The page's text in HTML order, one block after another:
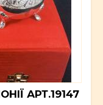
АРТ.19147